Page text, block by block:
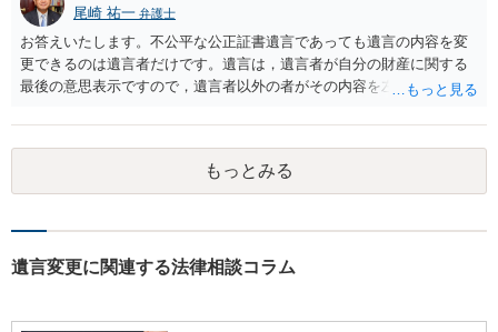
尾崎 祐一 弁護士
お答えいたします。不公平な公正証書遺言であっても遺言の内容を変
更できるのは遺言者だけです。遺言は，遺言者が自分の財産に関する
最後の意思表示ですので，遺言者以外の者がその内容を左右させるこ
とはできないのです。
もっとみる
遺言変更に関連する法律相談コラム